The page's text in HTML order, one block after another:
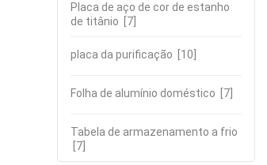
Placa de aço de cor de estanho
de titânio [7]
placa da purificação [10]
Folha de alumínio doméstico [7]
Tabela de armazenamento a frio
[7]